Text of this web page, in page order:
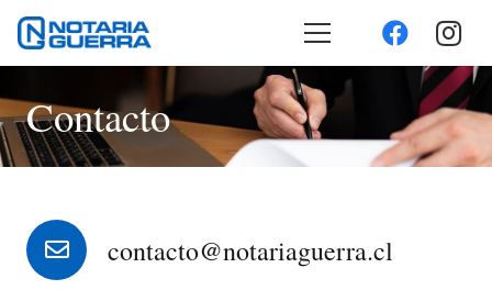
Contacto
contacto@notariaguerra.cl